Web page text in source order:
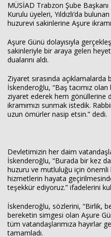
MÜSİAD Trabzon Şube
Kurulu üyeleri, Yıldızlı’da
huzurevi sakinlerine Aşure
Aşure Günü dolayısıyla
sakinleriyle bir araya gelen
dualarını aldı.
Ziyaret sırasında
İskenderoğlu, “Baş tacımız
ziyaret ederek hem gönüllerine
ikramımızı sunmak istedik.
uzun ömürler nasip etsin.” dedi.
Devletimizin her daim
İskenderoğlu, “Burada bir kez
huzuru ve mutluluğu için
hizmetlerin hayata
teşekkür ediyoruz.” ifadelerini
İskenderoğlu, sözlerini, “Birlik,
bereketin simgesi olan Aşure
tüm vatandaşlarımıza hayırlar
tamamladı.